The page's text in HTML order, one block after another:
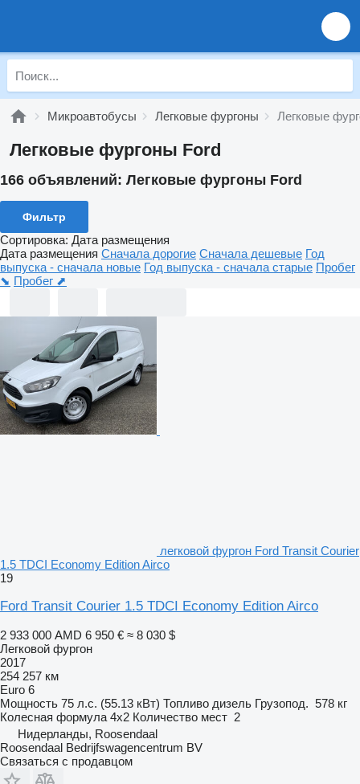
Микроавтобусы Легковые фургоны Легковые
Легковые фургоны Ford
166 объявлений: Легковые фургоны Ford
Фильтр
Сортировка: Дата размещения
Дата размещения Сначала дорогие Сначала дешевые Год
выпуска - сначала новые Год выпуска - сначала старые Пробег
⬊ Пробег ⬈
легковой фургон Ford Transit Courier
1.5 TDCI Economy Edition Airco
19
Ford Transit Courier 1.5 TDCI Economy Edition Airco
2 933 000 AMD 6 950 € ≈ 8 030 $
Легковой фургон
2017
254 257 км
Euro 6
Мощность 75 л.с. (55.13 кВт) Топливо дизель Грузопод. 578 кг
Колесная формула 4x2 Количество мест 2
Нидерланды, Roosendaal
Roosendaal Bedrijfswagencentrum BV
Связаться с продавцом